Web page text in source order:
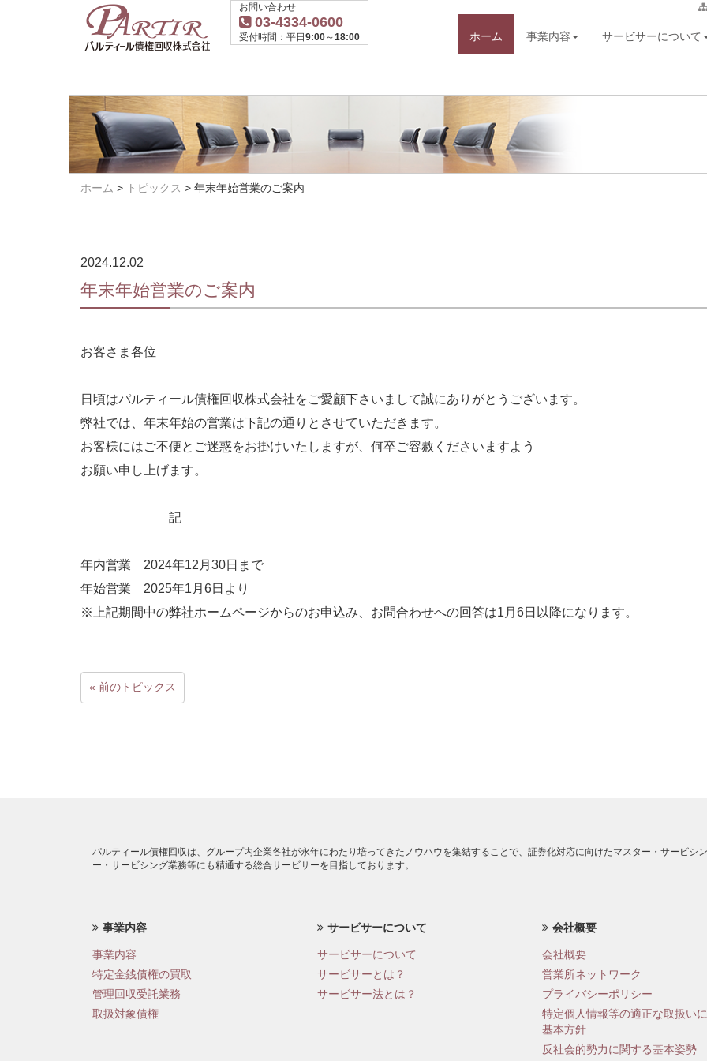
お問い合わせ
03-4334-0600
受付時間：平日9:00～18:00 ホーム 事業内容 サービサーについて
ホーム > トピックス > 年末年始営業のご案内
2024.12.02
年末年始営業のご案内
お客さま各位
日頃はパルティール債権回収株式会社をご愛顧下さいまして誠にありがとうございます。
弊社では、年末年始の営業は下記の通りとさせていただきます。
お客様にはご不便とご迷惑をお掛けいたしますが、何卒ご容赦くださいますよう
お願い申し上げます。
記
年内営業 2024年12月30日まで
年始営業 2025年1月6日より
※上記期間中の弊社ホームページからのお申込み、お問合わせへの回答は1月6日以降になります。
« 前のトピックス
パルティール債権回収は、グループ内企業各社が永年にわたり培ってきたノウハウを集結することで、証券化対応に向けたマスター・サービシ
ー・サービシング業務等にも精通する総合サービサーを目指しております。
事業内容
事業内容
特定金銭債権の買取
管理回収受託業務
取扱対象債権
サービサーについて
サービサーについて
サービサーとは？
サービサー法とは？
会社概要
会社概要
営業所ネットワーク
プライバシーポリシー
特定個人情報等の適正な取扱い
基本方針
反社会的勢力に関する基本姿勢